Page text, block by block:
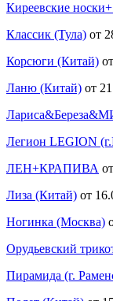
Киреевские
Классик (Тула) от
Корсюги (Китай)
Ланю (Китай) от
Легион LEGION
ЛЕН+КРАПИВА
Лиза (Китай) от
Ногинка (Москва)
Орудьевский
Пирамида (г.